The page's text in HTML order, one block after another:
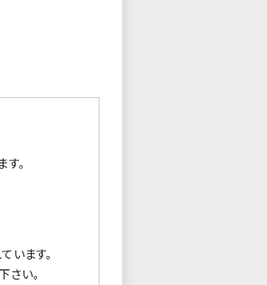
。
います。
い。